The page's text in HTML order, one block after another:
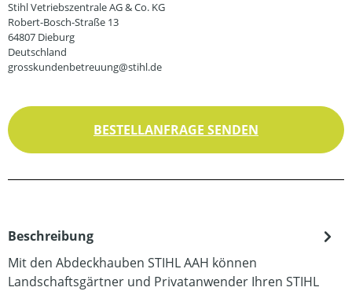
Stihl Vetriebszentrale AG & Co. KG
Robert-Bosch-Straße 13
64807 Dieburg
Deutschland
grosskundenbetreuung@stihl.de
BESTELLANFRAGE SENDEN
Beschreibung
Mit den Abdeckhauben STIHL AAH können
Landschaftsgärtner und Privatanwender Ihren STIHL